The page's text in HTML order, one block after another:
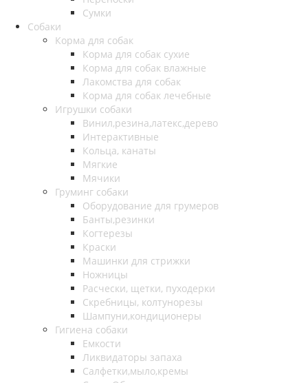
Сумки
Собаки
Корма для собак
Корма для собак сухие
Корма для собак влажные
Лакомства для собак
Корма для собак лечебные
Игрушки собаки
Винил,резина,латекс,дерево
Интерактивные
Кольца, канаты
Мягкие
Мячики
Груминг собаки
Оборудование для грумеров
Банты,резинки
Когтерезы
Краски
Машинки для стрижки
Ножницы
Расчески, щетки, пуходерки
Скребницы, колтунорезы
Шампуни,кондиционеры
Гигиена собаки
Емкости
Ликвидаторы запаха
Салфетки,мыло,кремы